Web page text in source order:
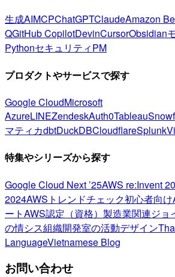
生成AIMCPChatGPTClaudeAmazon
QGitHub CopilotDevinCursorObsidian
PythonセキュリティPM
プロダクトやサービスで探す
Google CloudMicrosoft
AzureLINEZendeskAuth0Tableau
マティカdbtDuckDBCloudflareSplunk
特集やシリーズから探す
Google Cloud Next ’25AWS re:Invent
2024AWSトレンドチェック初心者向け
ートAWS認定（資格） 製造業関連ジョ
の情シス組織開発室の活動デザイン
LanguageVietnamese Blog
お問い合わせ